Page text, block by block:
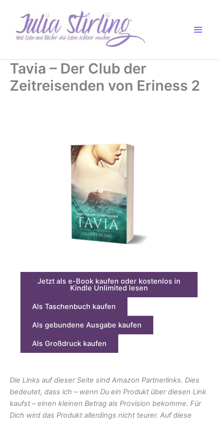
springen
Tavia – Der Club der
Zeitreisenden von Eriness 2
Jetzt als e-Book kaufen oder kostenlos in
Kindle Unlimited lesen
Als Taschenbuch kaufen
Als gebundene Ausgabe kaufen
Als Großdruck kaufen
Die Links auf dieser Seite sind Amazon Partnerlinks. Dies
bedeutet, dass ich – wenn Du ein Produkt über diesen Link
kaufst – einen kleinen Betrag als Provision bekomme. Für
Dich wird das Produkt allerdings nicht teurer. Auf diese